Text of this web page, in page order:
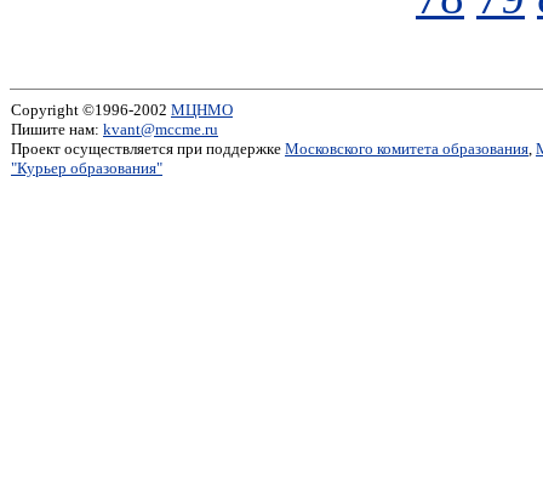
Copyright ©1996-2002 МЦНМО
Пишите нам: kvant@mccme.ru
Проект осуществляется при поддержке Московского комитета образования,
"Курьер образования"